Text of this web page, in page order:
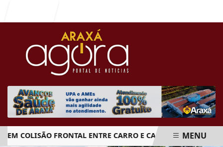
COLISÃO FRONTAL ENTRE CARRO E CAMINHÃO NA BR-262
MENU